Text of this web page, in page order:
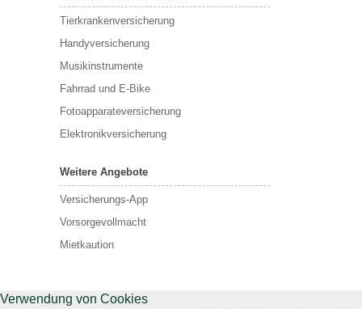
Tierkrankenversicherung
Handyversicherung
Musikinstrumente
Fahrrad und E-Bike
Fotoapparateversicherung
Elektronikversicherung
Weitere Angebote
Versicherungs-App
Vorsorgevollmacht
Mietkaution
Verwendung von Cookies